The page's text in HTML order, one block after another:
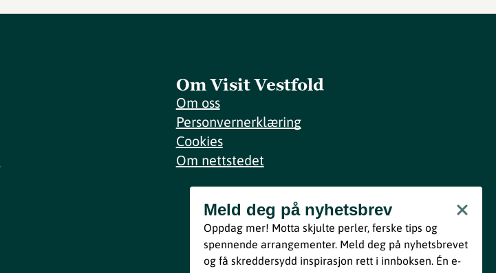
Om Visit Vestfold
Om oss
Personvernerklæring
Cookies
Om nettstedet
Meld deg på nyhetsbrev
Bli med
Ved å melde deg inn godtar du våre vilkår i henhold til vår
Meld deg på nyhetsbrev
Oppdag mer! Motta skjulte perler, ferske tips og
spennende arrangementer. Meld deg på nyhetsbrevet
og få skreddersydd inspirasjon rett i innboksen. Én e-